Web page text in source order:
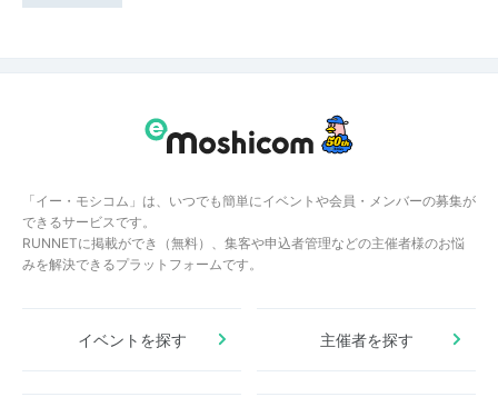
「イー・モシコム」は、いつでも簡単にイベントや会員・メンバーの募集が
できるサービスです。
RUNNETに掲載ができ（無料）、集客や申込者管理などの主催者様のお悩
みを解決できるプラットフォームです。
イベントを探す 主催者を探す